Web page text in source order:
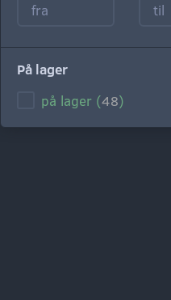
På lager
på lager (48)